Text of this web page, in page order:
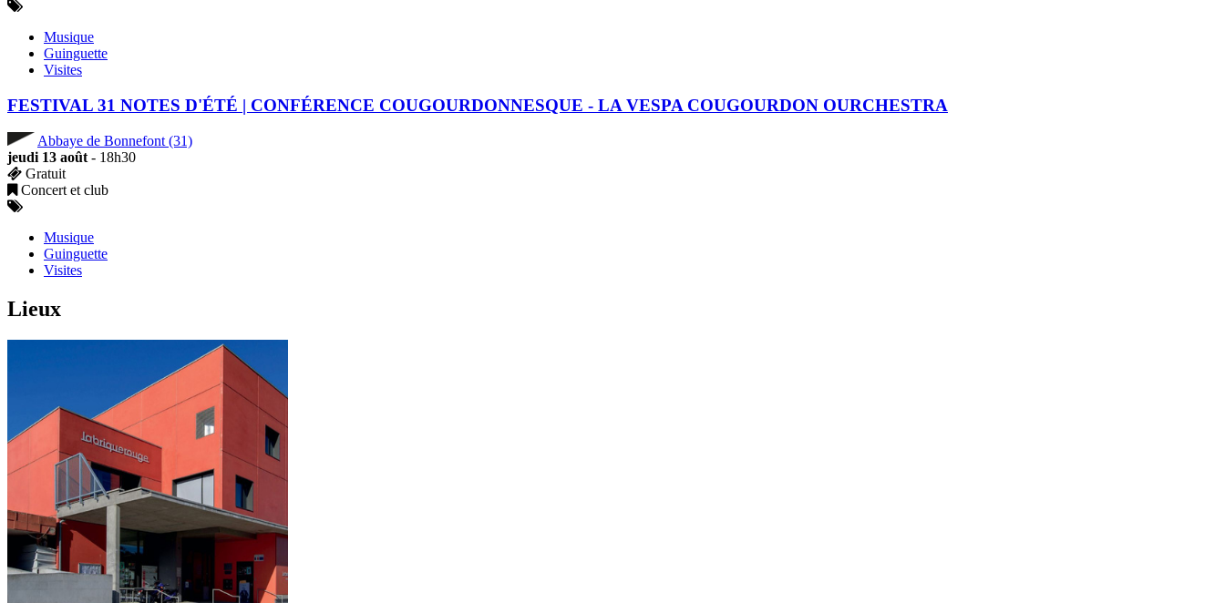
Musique
Guinguette
Visites
FESTIVAL 31 NOTES D'ÉTÉ | CONFÉRENCE COUGOURDONNESQUE - LA VESPA COUGOURDON OURCHESTRA
Abbaye de Bonnefont (31)
jeudi 13 août - 18h30
Gratuit
Concert et club
Musique
Guinguette
Visites
Lieux